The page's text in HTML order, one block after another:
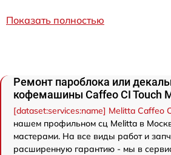
Показать полностью
Ремонт пароблока или
кофемашины Caffeo CI Touch
[dataset:services:name] Melitta Caffeo
нашем профильном сц Melitta в
мастерами. На все виды работ и
расширенную гарантию - мы в